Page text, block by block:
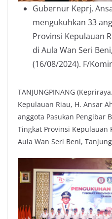
Gubernur Keprj,
mengukuhkan 33
Provinsi Kepulauan
di Aula Wan Seri
(16/08/2024). F/
TANJUNGPINANG
Kepulauan Riau, H. Ansar
anggota Pasukan Pengibar
Tingkat Provinsi Kepulauan
Aula Wan Seri Beni,